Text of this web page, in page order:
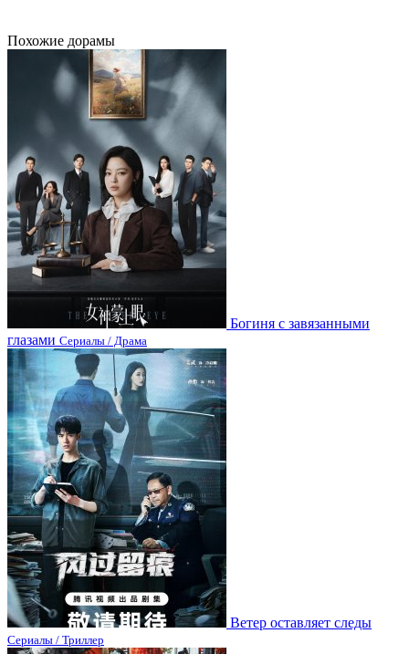
Похожие дорамы
Богиня с завязанными
глазами Сериалы / Драма
Ветер оставляет следы
Сериалы / Триллер